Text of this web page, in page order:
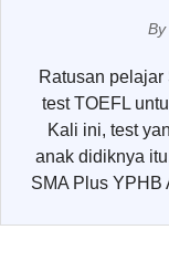
By
Ratusan
test TOEFL
Kali ini, test
anak didiknya
SMA Plus YPHB